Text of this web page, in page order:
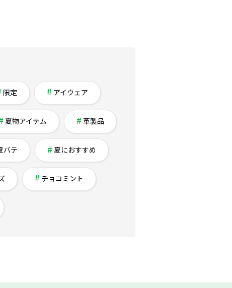
限定 アイウェア
夏物アイテム 革製品
バテ 夏におすすめ
チョコミント